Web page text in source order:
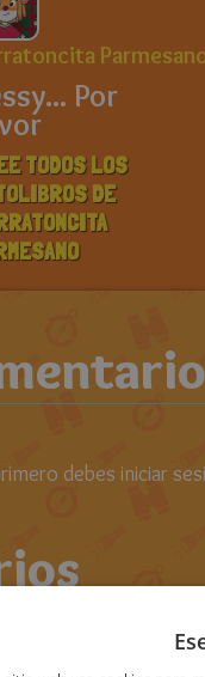
Por
TODOS LOS
DE
debes iniciar